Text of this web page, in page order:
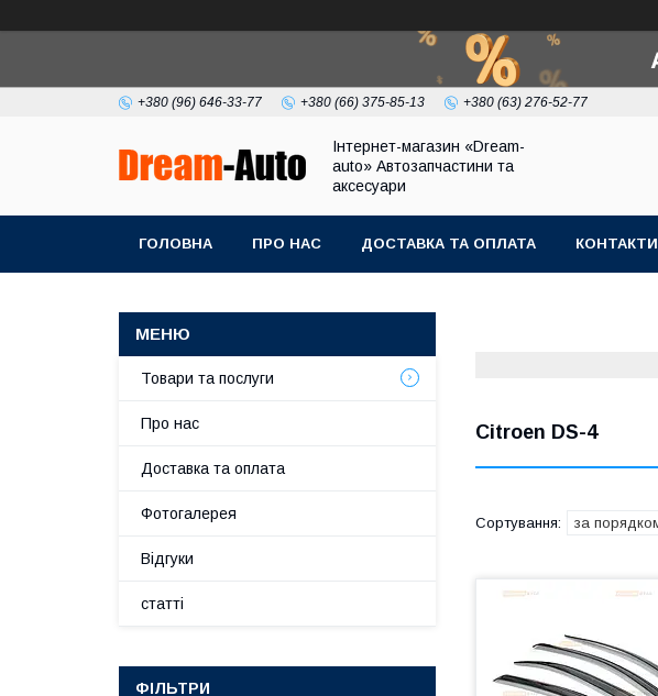
+380 (96) 646-33-77 +380 (66) 375-85-13 +380 (63) 276-52-77
Інтернет-магазин «Dream-
auto» Автозапчастини та
аксесуари
ГОЛОВНА ПРО НАС ДОСТАВКА ТА ОПЛАТА КОНТАКТИ
Citroen DS-4
Товари та послуги
Про нас
Доставка та оплата
Фотогалерея
Відгуки
статті
ФІЛЬТРИ